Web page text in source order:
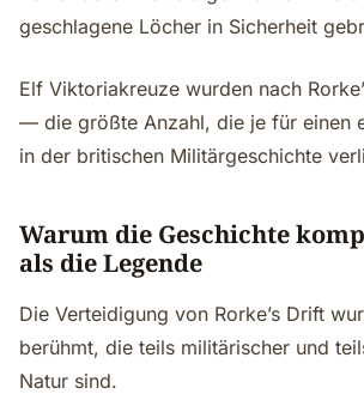
geschlagene Löcher in Sicherheit
Elf Viktoriakreuze wurden nach
— die größte Anzahl, die je für einen
in der britischen Militärgeschichte
Warum die Geschichte
als die Legende
Die Verteidigung von Rorke’s Drift
berühmt, die teils militärischer und
Natur sind.